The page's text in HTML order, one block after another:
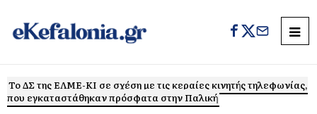
Το ΔΣ της ΕΛΜΕ-ΚΙ σε σχέση με τις κεραίες κινητής τηλεφωνίας,
που εγκαταστάθηκαν πρόσφατα στην Παλική